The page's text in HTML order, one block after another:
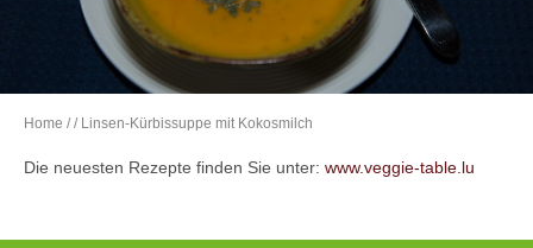
Home // Linsen-Kürbissuppe mit Kokosmilch
Die neuesten Rezepte finden Sie unter: www.veggie-table.lu